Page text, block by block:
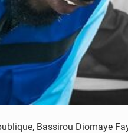
Bassirou Diomaye